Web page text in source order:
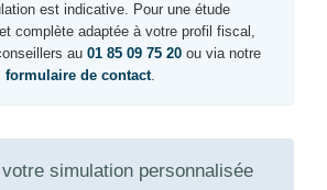
est indicative. Pour une étude
complète adaptée à votre profil fiscal,
au 01 85 09 75 20 ou via notre
formulaire de contact.
simulation personnalisée